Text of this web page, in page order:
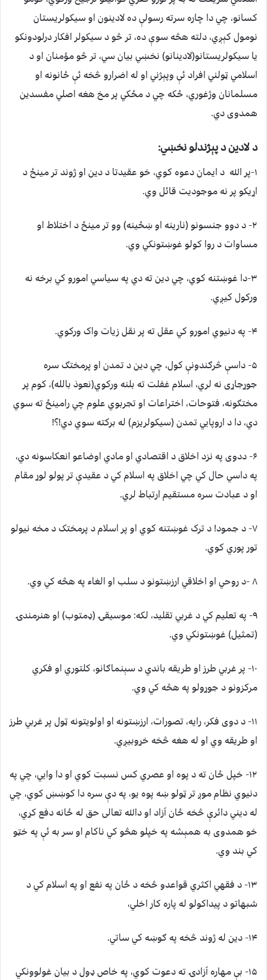
کسانو، چي دا چاره سرته رسولې ده لادینون او سيکولريستان
نومول کېږي، دلته هڅه سوې ده، تر څو د سيکولر افکار درلودونکو
يا سيکولريستانو(لادینانو) نخښي بيان سي، تر څو مؤمنان او د
اسلامي ټولني افراد ئې وپېژني او له اضرارو څخه ئې ځانونه او
مسلمانان وژغوري، ځکه چي د مځکي پر مخ هغه اصلي مفسدين
همدوی دي.
د لادین د پېژندلو نخښي:
۱-پر الله د ايمان دعوه کوي، خو عقيدتا د دین او ژوند تر مينځ د
اړيکو پر نه موجوديت قائل وي.
۲- د دوو جنسونو (نارينه او ښځينه) وو تر مينځ د اختلاط او
مساوات د روا کولو غوښتونکي وي.
۳-دا غوښتنه کوي، چي دين ته دي په سياسي امورو کي برخه نه
ورکول کيږي.
۴- په دنيوي امورو کي عقل ته پر نقل زيات واک ورکوي.
۵- داسې څرګندونې کول، چي دين د تمدن او پرمختګ سره
جوړجاړی نه لري، اسلام غفلت ته بلنه ورکوي(نعوذ بالله)، کوم پر
مختګونه، فتوحات، اختراعات او تجربوي علوم چي رامينځ ته سوي
دي، دا د اروپايي تمدن (سيکولريزم) له برکته سوي دي!؟!
۶- ددوی په نزد اخلاق د اقتصادي او مادي اوضاعو انعکاسونه دي،
په داسي حال کي چي اخلاق په اسلام کي د عقيدې تر پولو لوړ مقام
او د عبادت سره مستقيم ارتباط لري.
۷- د جمود! د ترک غوښتنه کوي او پر اسلام د پرمختک د مخه نيولو
تور پوري کوي.
۸ -د روحي او اخلاقي ارزښتونو د سلب او الغاء په هڅه کي وي.
۹- په تعليم کي د غربي تقليد، لکه: موسيقۍ (ډمتوب) او هنرمندۍ
(تمثيل) غوښتونکي وي.
۱۰- پر غربي طرز او طريقه باندي د سېنماګانو، کلتوري او فکري
مرکزونو د جوړولو په هڅه کي وي.
۱۱- د دوی فکر، رايه، تصورات، ارزښتونه او اولويتونه ټول پر غربي طرز
او طريقه وي او له هغه څخه خړوبيږي.
۱۲- خپل ځان ته د پوه او عصري کس نسبت کوي او دا وايي، چي په
دنيوي نظام موږ تر ټولو ښه پوه يو، په دې سره دا کوښښ کوي، چي
له ديني دائرې څخه ځان آزاد او دالله تعالی حق له ځانه دفع کړي،
خو همدوی به همېشه په خپلو هڅو کي ناکام او سر به ئې په خټو
کي بند وي.
۱۳- د فقهي اکثري قواعدو څخه د ځان په نفع او په اسلام کي د
شبهاتو د پيداکولو له پاره کار اخلي،
۱۴- دين له ژوند څخه په ګوښه کي ساتي.
۱۵- بې مهاره آزادۍ ته دعوت کوي، په خاص ډول د بيان غولوونکي